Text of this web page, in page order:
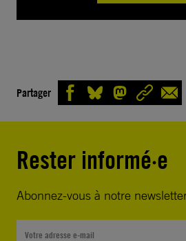
Partager
Rester informé·e
Abonnez-vous à notre